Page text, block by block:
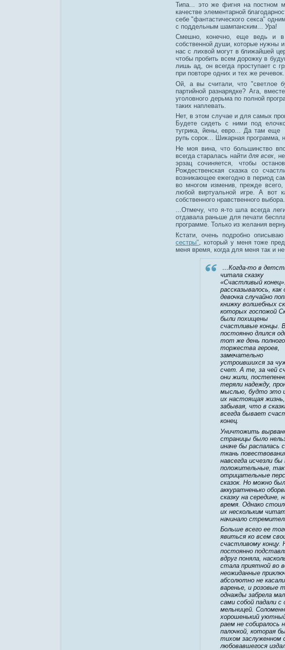
Типа... это же фигня на постном
качестве элементарной
себе "фантастического секса"
с поддельным шампанским... Ура!
Смешно, конечно, еще ведь и в
собственной души, которые нужны
нас с лихвой могут в ближайшей
чтобы пробить всем дорожку в
лишь ад, он всегда проступает с
при повторе одних и тех же речевок.
Ой, а вы считали, что "светлое
партийной разнарядке? Ага,
уголовного дерьма по полной
таких наплевать.
Нет, в этом случае и для самых
Будете сидеть с ними под
тугрика, йены, евро... Да там еще
рупь сорок... Шикарная программа,
Не моя вина, что большинство
всегда старалась найти для всех ,
эрзац сочиняется, чтобы
Рождественская сказка со
возникающее ежегодно в период
во многом изменив, прежде
любой виртуальной игре. А
собственного нравственного выбора.
...Отмечу, что я-то шла всегда
отдавала раньше для печати
программе. Только из желания
Кстати, очень подробно
сестры" , который у меня тоже
меня время, когда для меня так и
…Когда-то в
читала сказку
«Счастливый
рассказывалось, как
девочка случайно
книжку волшебных
которых госпожой
были похищены
счастливые концы.
постоянно длился
тот же день полного
торжества героев,
замечательно
устроившихся за
счет. А те, за чей
они жили,
теряли надежду,
мыслью, будто это
их настоящая жизнь,
забывая, что в
всегда бывает
конец.
Уничтожить
страницы было
иначе бы распалась
ткань
навсегда исчезли бы
положительные,
отрицательные
сказок. Но можно
аккуратненько
сказку на середине,
время. Однако
их нескольким
начинало
Больше всего ее
явиться ко всем
счастливому концу.
постоянно
вдруг поняла,
стала приятной во
неожиданные
абсолютно не
варенье, и розовые
однажды забрела
сами собой падали с
мельницей.
хорошенький
раем не собиралось
палочкой, которая
тихом заслуженном
любовавшегося